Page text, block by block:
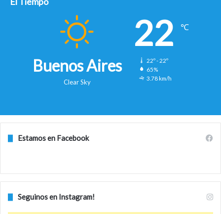
Buenos Aires
Clear Sky
22 ℃
22º - 22º
65%
3.78 km/h
Estamos en Facebook
Seguinos en Instagram!